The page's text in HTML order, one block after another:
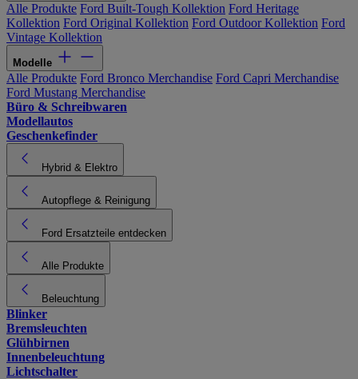
Alle Produkte Ford Built-Tough Kollektion Ford Heritage
Kollektion Ford Original Kollektion Ford Outdoor Kollektion Ford
Vintage Kollektion
Modelle
Alle Produkte Ford Bronco Merchandise Ford Capri Merchandise
Ford Mustang Merchandise
Büro & Schreibwaren
Modellautos
Geschenkefinder
Hybrid & Elektro
Autopflege & Reinigung
Ford Ersatzteile entdecken
Alle Produkte
Beleuchtung
Blinker
Bremsleuchten
Glühbirnen
Innenbeleuchtung
Lichtschalter